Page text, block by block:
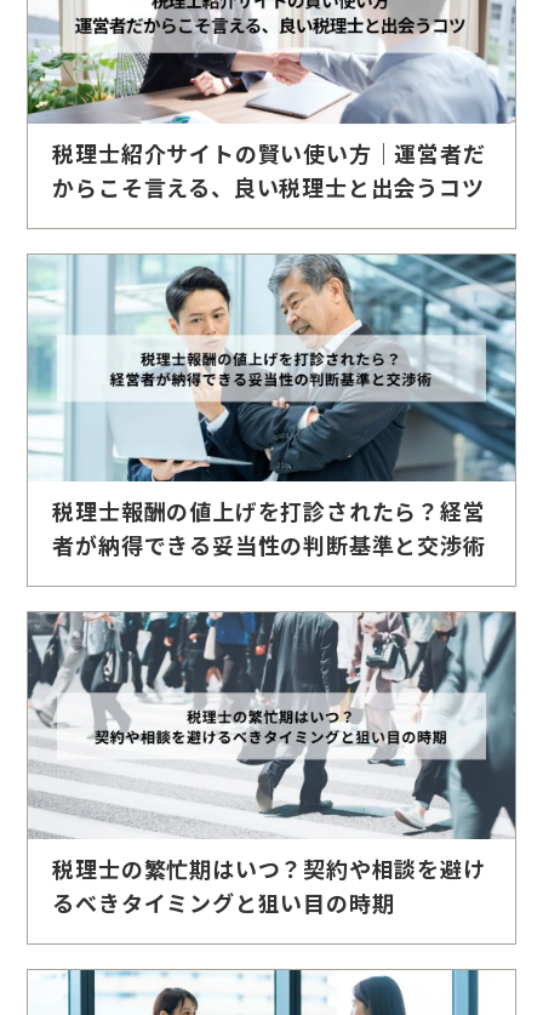
税理士紹介サイトの賢い使い方｜運営者だ
からこそ言える、良い税理士と出会うコツ
税理士報酬の値上げを打診されたら？経営
者が納得できる妥当性の判断基準と交渉術
税理士の繁忙期はいつ？契約や相談を避け
るべきタイミングと狙い目の時期